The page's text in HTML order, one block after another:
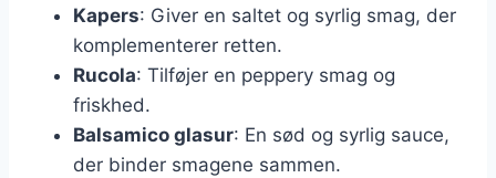
Kapers: Giver en saltet og syrlig smag, der
komplementerer retten.
Rucola: Tilføjer en peppery smag og
friskhed.
Balsamico glasur: En sød og syrlig sauce,
der binder smagene sammen.